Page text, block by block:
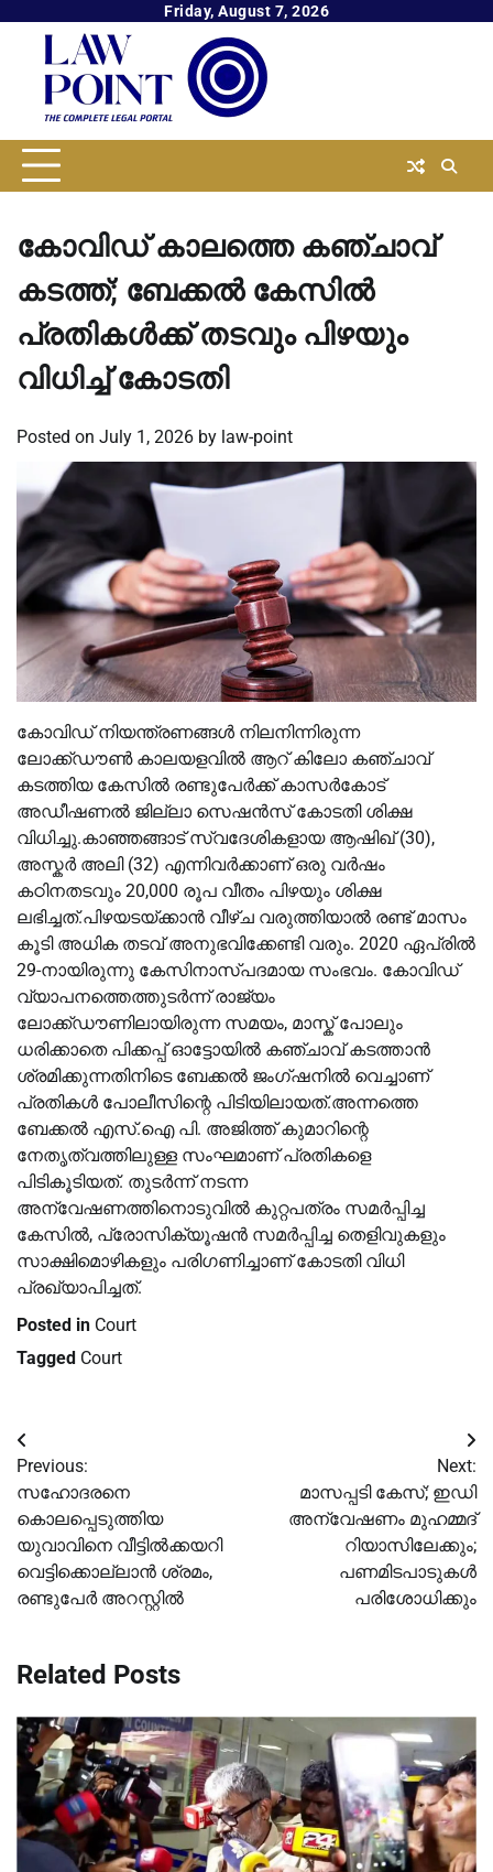
content
Friday, August 7, 2026
കോവിഡ് കാലത്തെ കഞ്ചാവ്
കടത്ത്; ബേക്കല്‍ കേസില്‍
പ്രതികള്‍ക്ക് തടവും പിഴയും
വിധിച്ച്‌ കോടതി
Posted on July 1, 2026 by law-point
കോവിഡ് നിയന്ത്രണങ്ങള്‍ നിലനിന്നിരുന്ന
ലോക്ക്ഡൗണ്‍ കാലയളവില്‍ ആറ് കിലോ കഞ്ചാവ്
കടത്തിയ കേസില്‍ രണ്ടുപേർക്ക് കാസർകോട്
അഡീഷണല്‍ ജില്ലാ സെഷൻസ് കോടതി ശിക്ഷ
വിധിച്ചു.കാഞ്ഞങ്ങാട് സ്വദേശികളായ ആഷിഖ് (30),
അസ്കർ അലി (32) എന്നിവർക്കാണ് ഒരു വർഷം
കഠിനതടവും 20,000 രൂപ വീതം പിഴയും ശിക്ഷ
ലഭിച്ചത്.പിഴയടയ്ക്കാൻ വീഴ്ച വരുത്തിയാല്‍ രണ്ട് മാസം
കൂടി അധിക തടവ് അനുഭവിക്കേണ്ടി വരും. 2020 ഏപ്രില്‍
29-നായിരുന്നു കേസിനാസ്പദമായ സംഭവം. കോവിഡ്
വ്യാപനത്തെത്തുടർന്ന് രാജ്യം
ലോക്ക്ഡൗണിലായിരുന്ന സമയം, മാസ്ക് പോലും
ധരിക്കാതെ പിക്കപ്പ് ഓട്ടോയില്‍ കഞ്ചാവ് കടത്താൻ
ശ്രമിക്കുന്നതിനിടെ ബേക്കല്‍ ജംഗ്ഷനില്‍ വെച്ചാണ്
പ്രതികള്‍ പോലീസിന്റെ പിടിയിലായത്.അന്നത്തെ
ബേക്കല്‍ എസ്.ഐ പി. അജിത്ത് കുമാറിന്റെ
നേതൃത്വത്തിലുള്ള സംഘമാണ് പ്രതികളെ
പിടികൂടിയത്. തുടർന്ന് നടന്ന
അന്വേഷണത്തിനൊടുവില്‍ കുറ്റപത്രം സമർപ്പിച്ച
കേസില്‍, പ്രോസിക്യൂഷൻ സമർപ്പിച്ച തെളിവുകളും
സാക്ഷിമൊഴികളും പരിഗണിച്ചാണ് കോടതി വിധി
പ്രഖ്യാപിച്ചത്.
Posted in Court
Tagged Court
Post
navigation
Previous:
സഹോദരനെ
കൊലപ്പെടുത്തിയ
യുവാവിനെ വീട്ടില്‍ക്കയറി
വെട്ടിക്കൊല്ലാൻ ശ്രമം,
രണ്ടുപേര്‍ അറസ്റ്റില്‍
Next:
മാസപ്പടി കേസ്; ഇഡി
അന്വേഷണം മുഹമ്മദ്
റിയാസിലേക്കും;
പണമിടപാടുകള്‍
പരിശോധിക്കും
Related Posts